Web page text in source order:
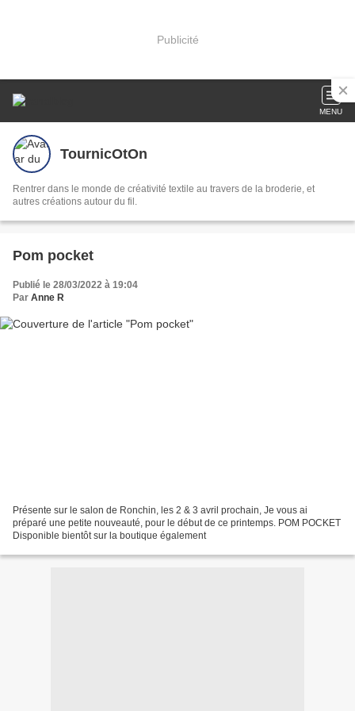
Publicité
MENU
TournicOtOn
Rentrer dans le monde de créativité textile au travers de la broderie, et
autres créations autour du fil.
Pom pocket
Publié le 28/03/2022 à 19:04
Par Anne R
Présente sur le salon de Ronchin, les 2 & 3 avril prochain, Je vous ai
préparé une petite nouveauté, pour le début de ce printemps. POM POCKET
Disponible bientôt sur la boutique également